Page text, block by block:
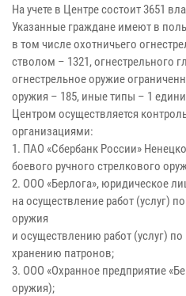
На учете в Центре состоит 3651
Указанные граждане имеют в
в том числе охотничьего
стволом – 1321, огнестрельного
огнестрельное оружие
оружия – 185, иные типы – 1
Центром осуществляется
организациями:
1. ПАО «Сбербанк России»
боевого ручного стрелкового
2. ООО «Берлога», юридическое
на осуществление работ (услуг)
оружия
и осуществлению работ (услуг)
хранению патронов;
3. ООО «Охранное предприятие
оружия);